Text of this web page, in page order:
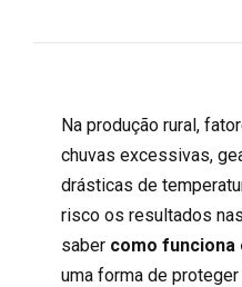
Na produção rural,
chuvas excessivas,
drásticas de
risco os resultados
saber como
uma forma de proteger